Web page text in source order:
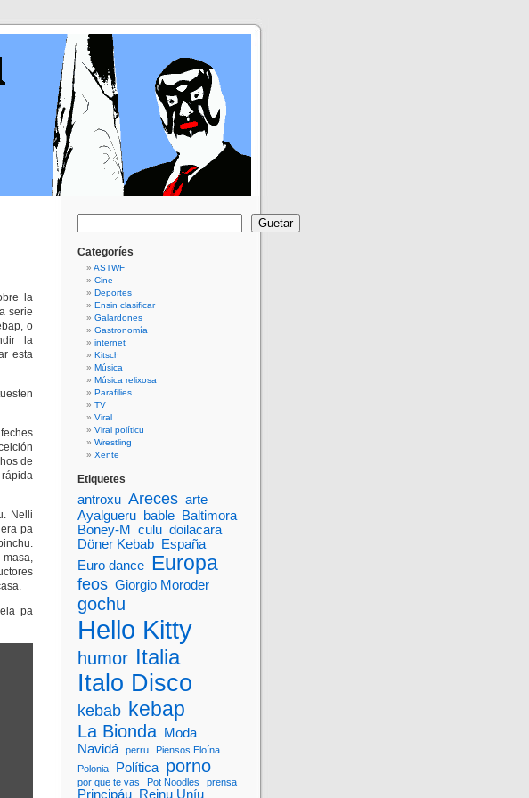
la
serie
o
la
esta
de
Nelli
pa
masa,
pa
Guetar Guetar
Categoríes
ASTWF
Cine
Deportes
Ensin clasificar
Galardones
Gastronomía
internet
Kitsch
Música
Música relixosa
Parafilies
TV
Viral
Viral políticu
Wrestling
Xente
Etiquetes
antroxu Areces arte
Ayalgueru
bable
Baltimora
Boney-M
culu doilacara
Döner Kebab
España
Euro dance Europa
feos Giorgio Moroder
gochu
Hello Kitty
humor Italia
Italo Disco
kebab kebap
La Bionda
Moda
Navidá
perru
Piensos Eloína
Polonia
Política porno
por que te vas Pot Noodles prensa
Principáu Reinu Uníu